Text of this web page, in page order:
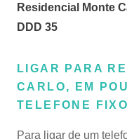
Residencial Monte
DDD 35
LIGAR PARA
CARLO, EM
TELEFONE FIXO
Para ligar de um